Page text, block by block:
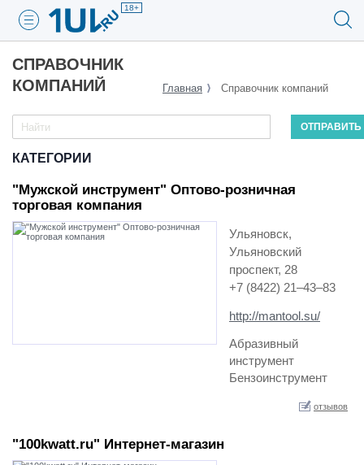
18+
СПРАВОЧНИК
КОМПАНИЙ
Главная Справочник компаний
КАТЕГОРИИ
"Мужской инструмент" Оптово-розничная
торговая компания
Ульяновск,
Ульяновский
проспект, 28
+7 (8422) 21–43–83
http://mantool.su/
Абразивный
инструмент
Бензоинструмент
щий инструментотзывов
"100kwatt.ru" Интернет-магазин